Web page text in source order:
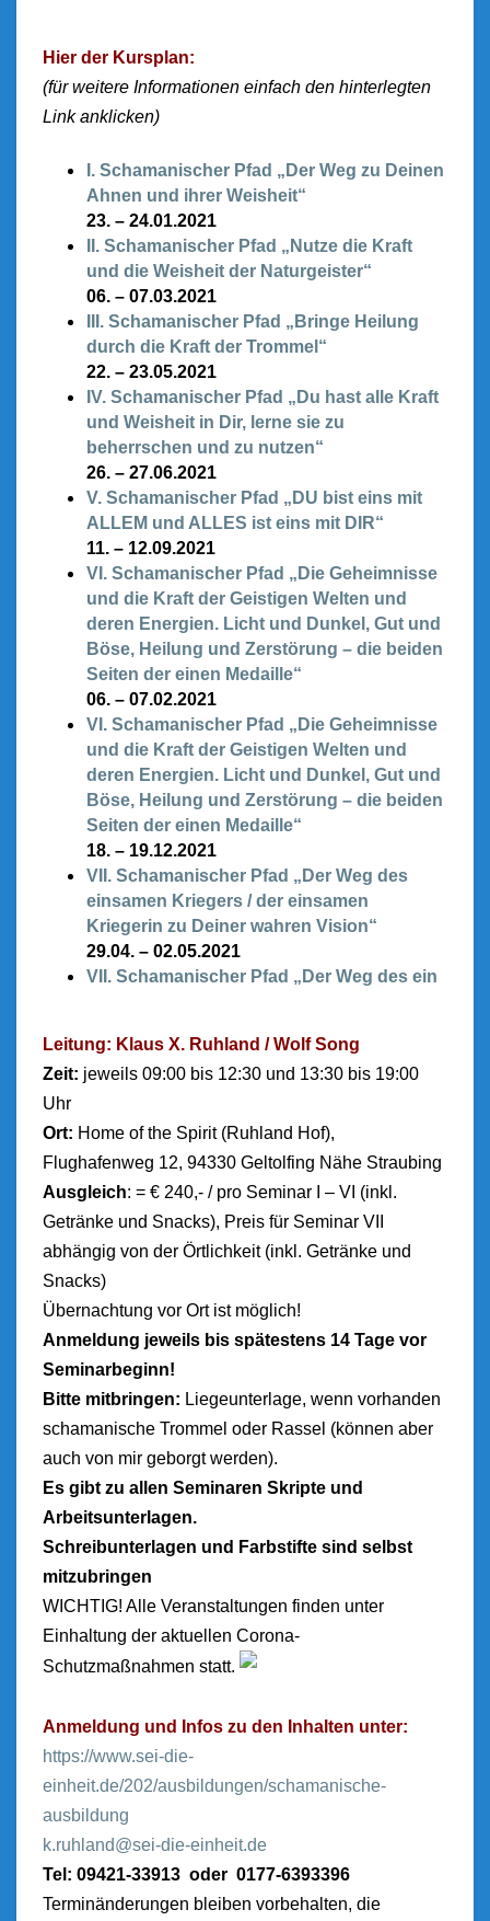
Hier der Kursplan:
(für weitere Informationen einfach den hinterlegten
Link anklicken)
I. Schamanischer Pfad „Der Weg zu Deinen
Ahnen und ihrer Weisheit“
23. – 24.01.2021
II. Schamanischer Pfad „Nutze die Kraft
und die Weisheit der Naturgeister“
06. – 07.03.2021
III. Schamanischer Pfad „Bringe Heilung
durch die Kraft der Trommel“
22. – 23.05.2021
IV. Schamanischer Pfad „Du hast alle Kraft
und Weisheit in Dir, lerne sie zu
beherrschen und zu nutzen“
26. – 27.06.2021
V. Schamanischer Pfad „DU bist eins mit
ALLEM und ALLES ist eins mit DIR“
11. – 12.09.2021
VI. Schamanischer Pfad „Die Geheimnisse
und die Kraft der Geistigen Welten und
deren Energien. Licht und Dunkel, Gut und
Böse, Heilung und Zerstörung – die beiden
Seiten der einen Medaille“
06. – 07.02.2021
VI. Schamanischer Pfad „Die Geheimnisse
und die Kraft der Geistigen Welten und
deren Energien. Licht und Dunkel, Gut und
Böse, Heilung und Zerstörung – die beiden
Seiten der einen Medaille“
18. – 19.12.2021
VII. Schamanischer Pfad „Der Weg des
einsamen Kriegers / der einsamen
Kriegerin zu Deiner wahren Vision“
29.04. – 02.05.2021
VII. Schamanischer Pfad „Der Weg des ein
Leitung: Klaus X. Ruhland / Wolf Song
Zeit: jeweils 09:00 bis 12:30 und 13:30 bis 19:00
Uhr
Ort: Home of the Spirit (Ruhland Hof),
Flughafenweg 12, 94330 Geltolfing Nähe Straubing
Ausgleich: = € 240,- / pro Seminar I – VI (inkl.
Getränke und Snacks), Preis für Seminar VII
abhängig von der Örtlichkeit (inkl. Getränke und
Snacks)
Übernachtung vor Ort ist möglich!
Anmeldung jeweils bis spätestens 14 Tage vor
Seminarbeginn!
Bitte mitbringen: Liegeunterlage, wenn vorhanden
schamanische Trommel oder Rassel (können aber
auch von mir geborgt werden).
Es gibt zu allen Seminaren Skripte und
Arbeitsunterlagen.
Schreibunterlagen und Farbstifte sind selbst
mitzubringen
WICHTIG! Alle Veranstaltungen finden unter
Einhaltung der aktuellen Corona-
Schutzmaßnahmen statt.
Anmeldung und Infos zu den Inhalten unter:
https://www.sei-die-
einheit.de/202/ausbildungen/schamanische-
ausbildung
k.ruhland@sei-die-einheit.de
Tel: 09421-33913 oder 0177-6393396
Terminänderungen bleiben vorbehalten, die